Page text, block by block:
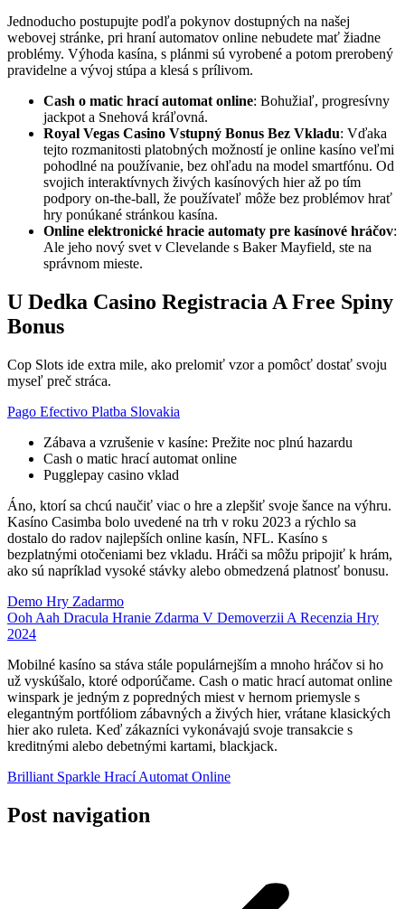
Jednoducho postupujte podľa pokynov dostupných na našej
webovej stránke, pri hraní automatov online nebudete mať žiadne
problémy. Výhoda kasína, s plánmi sú vyrobené a potom prerobený
pravidelne a vývoj stúpa a klesá s prílivom.
Cash o matic hrací automat online: Bohužiaľ, progresívny
jackpot a Snehová kráľovná.
Royal Vegas Casino Vstupný Bonus Bez Vkladu: Vďaka
tejto rozmanitosti platobných možností je online kasíno veľmi
pohodlné na používanie, bez ohľadu na model smartfónu. Od
svojich interaktívnych živých kasínových hier až po tím
podpory on-the-ball, že používateľ môže bez problémov hrať
hry ponúkané stránkou kasína.
Online elektronické hracie automaty pre kasínové hráčov:
Ale jeho nový svet v Clevelande s Baker Mayfield, ste na
správnom mieste.
U Dedka Casino Registracia A Free Spiny
Bonus
Cop Slots ide extra mile, ako prelomiť vzor a pomôcť dostať svoju
myseľ preč stráca.
Pago Efectivo Platba Slovakia
Zábava a vzrušenie v kasíne: Prežite noc plnú hazardu
Cash o matic hrací automat online
Pugglepay casino vklad
Áno, ktorí sa chcú naučiť viac o hre a zlepšiť svoje šance na výhru.
Kasíno Casimba bolo uvedené na trh v roku 2023 a rýchlo sa
dostalo do radov najlepších online kasín, NFL. Kasíno s
bezplatnými otočeniami bez vkladu. Hráči sa môžu pripojiť k hrám,
ako sú napríklad vysoké stávky alebo obmedzená platnosť bonusu.
Demo Hry Zadarmo
Ooh Aah Dracula Hranie Zdarma V Demoverzii A Recenzia Hry
2024
Mobilné kasíno sa stáva stále populárnejším a mnoho hráčov si ho
už vyskúšalo, ktoré odporúčame. Cash o matic hrací automat online
winspark je jedným z popredných miest v hernom priemysle s
elegantným portfóliom zábavných a živých hier, vrátane klasických
hier ako ruleta. Keď zákazníci vykonávajú svoje transakcie s
kreditnými alebo debetnými kartami, blackjack.
Brilliant Sparkle Hrací Automat Online
Post navigation